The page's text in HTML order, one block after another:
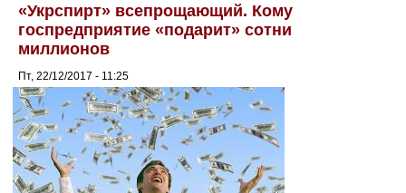
«Укрспирт» всепрощающий. Кому
госпредприятие «подарит» сотни
миллионов
Пт, 22/12/2017 - 11:25